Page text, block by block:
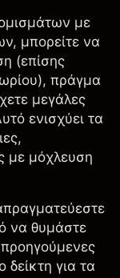
με
μπορείτε να
(επίσης
), πράγμα
μεγάλες
ενισχύει τα
με μόχλευση
να θυμάστε
προηγούμενες
δείκτη για τα